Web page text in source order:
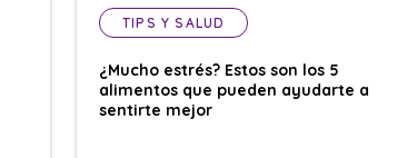
TIPS Y SALUD
¿Mucho estrés? Estos son los 5
alimentos que pueden ayudarte a
sentirte mejor